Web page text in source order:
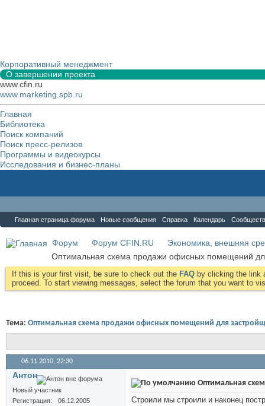
Корпоративный менеджмент
О завершении проекта
www.cfin.ru
www.marketing.spb.ru
Главная
Библиотека
Поиск компаний
Поиск пресс-релизов
Программы и видеокурсы
Исследования и бизнес-планы
Главная страница форума Новые сообщения Справка Календарь
Форум Форум CFIN.RU
Экономика, внешняя
Оптимальная схема продажи офисных помещений
If this is your first visit, be sure to check out the FAQ by clicking the link
proceed. To start viewing messages, select the forum that you want to
Тема: Оптимальная схема продажи офисных помещений для
06.11.2010, 22:30
Антон
Новый участник
Регистрация
06.12.2005
Оптимальная
Строили мы строили и наконец